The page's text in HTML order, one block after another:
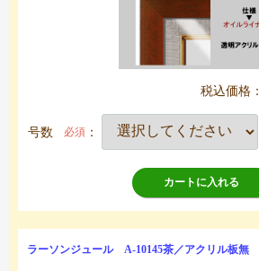
税込価格：
号数 必須 ：
カートに入れる
ラーソンジュール A-10145茶／アクリル板無